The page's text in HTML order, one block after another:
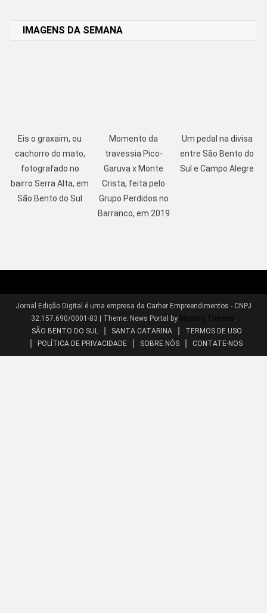
IMAGENS DA SEMANA
Eis o graxaim, ou
cachorro do mato,
fotografado no
bairro Serra Alta, em
São Bento do Sul
Momento da
travessia Pico-
Garuva x Monte
Crista, feita pelo
Grupo Perdidos no
Barranco, em 2019
Um pedal na divisa
entre São Bento do
Sul e Campo Alegre
Jornal Edição Digital é uma empresa da Carher Empreendimentos - CNPJ
32.157.690/0001-83
Theme: News Portal by Mystery Themes .
SÃO BENTO DO SUL
SANTA CATARINA
TERMOS DE USO
POLÍTICA DE PRIVACIDADE
SOBRE NÓS CONTATE-NOS